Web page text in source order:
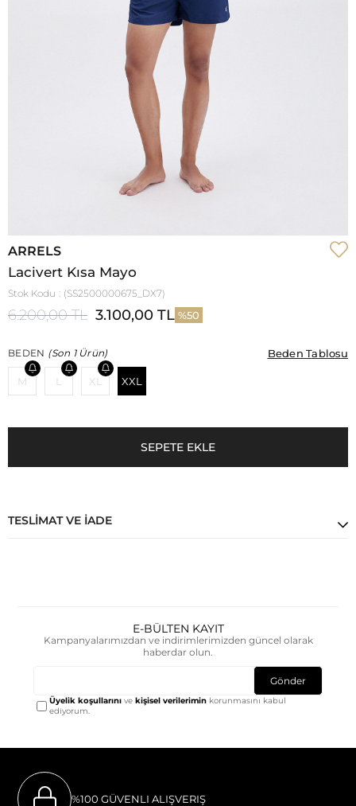
ARRELS
Lacivert Kısa Mayo
Stok Kodu (SS2500000675_DX7)
6.200,00 TL 3.100,00 TL 50
BEDEN (Son 1 Ürün) Beden Tablosu
Beden Tablosu
M XL XXL
TESLIMAT VE İADE
E-BÜLTEN KAYIT
Kampanyalarımızdan ve indirimlerimizden güncel olarak
haberdar olun.
Gönder
Üyelik koşullarını vekişisel verilerimin korunmasını kabul
ediyorum.
%100 GÜVENLI ALIŞVERIŞ